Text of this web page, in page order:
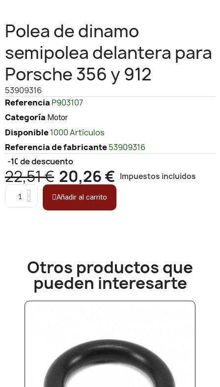
Polea de dinamo
semipolea delantera para
Porsche 356 y 912
53909316
Referencia P903107
Categoría Motor
Disponible1000 Artículos
Referencia de fabricante53909316
-10%de descuento
22,51 € 20,26 € Impuestos incluidos
Añadir al carrito
Otros productos que
pueden interesarte​